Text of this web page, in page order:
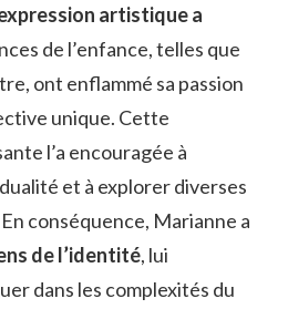
artistique a
de l’enfance, telles que
ont enflammé sa passion
unique. Cette
l’a encouragée à
et à explorer diverses
conséquence, Marianne a
de l’identité, lui
dans les complexités du